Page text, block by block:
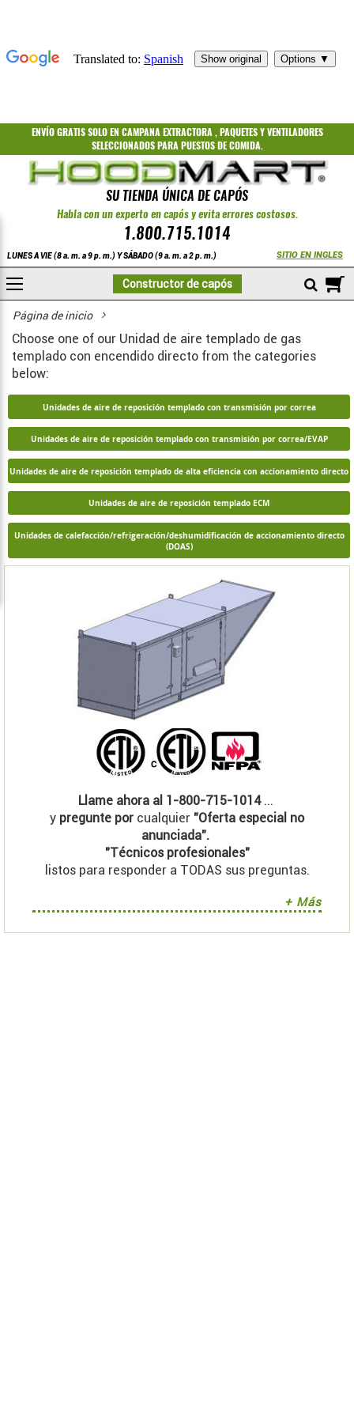
ENVÍO GRATISSOLO EN CAMPANA EXTRACTORA ,PAQUETESYVENTILADORES
SELECCIONADOS PARA PUESTOS DE COMIDA.
SU TIENDA ÚNICA DE CAPÓS
Habla con un experto en capós y evita errores costosos.
1.800.715.1014
LUNES A VIE (8 a. m. a 9 p. m.) Y SÁBADO (9 a. m. a 2 p. m.) SITIO EN INGLES
Constructor de capós
Página de inicio
COMPRAR
Choose one of our Unidad de aire templado de gas
templado con encendido directo from the categories
below:
Unidades de aire de reposición templado con transmisión por correa
Unidades de aire de reposición templado con transmisión por correa/EVAP
Unidades de aire de reposición templado de alta eficiencia con accionamiento directo
Unidades de aire de reposición templado ECM
Unidades de calefacción/refrigeración/deshumidificación de accionamiento directo
(DOAS)
Llame ahora al 1-800-715-1014...
y pregunte por cualquier "Oferta especial no
anunciada".
"Técnicos profesionales"
listos para responder a TODAS sus preguntas.
+ Más